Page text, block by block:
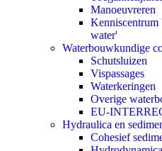
Manoeuvreren
Kenniscentrum
water'
Waterbouwkundige
Schutsluizen
Vispassages
Waterkeringen
Overige
EU-
Hydraulica en
Cohesief